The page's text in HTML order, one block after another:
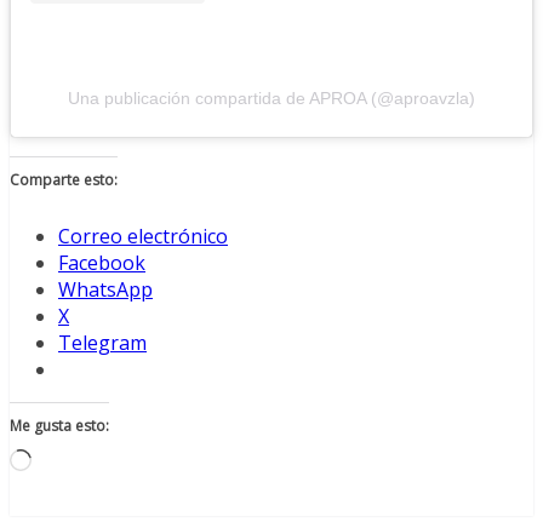
Una publicación compartida de APROA (@aproavzla)
Comparte esto:
Correo electrónico
Facebook
WhatsApp
X
Telegram
Me gusta esto:
Cargando...